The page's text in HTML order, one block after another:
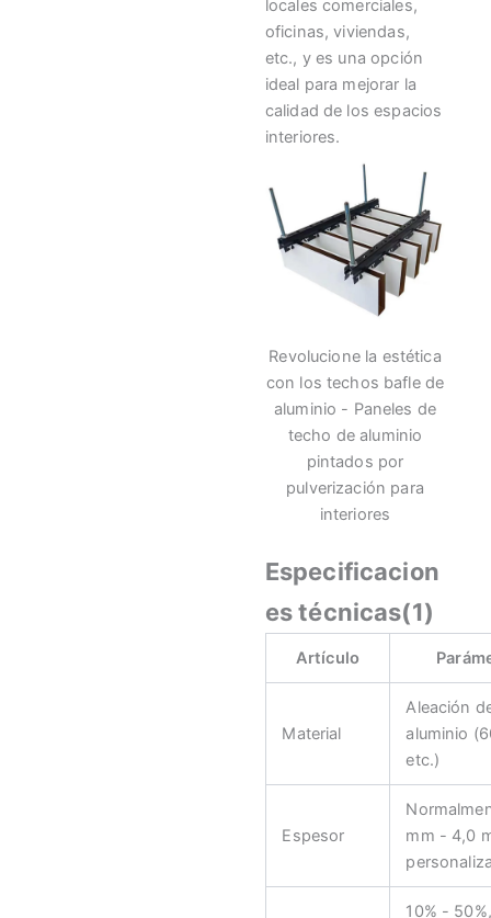
locales comerciales,
oficinas, viviendas,
etc., y es una opción
ideal para mejorar la
calidad de los espacios
interiores.
Revolucione la estética
con los techos bafle de
aluminio - Paneles de
techo de aluminio
pintados por
pulverización para
interiores
Especificacion
es técnicas(1)
Artículo
Material
Aleación
aluminio
etc.)
Espesor
mm - 4,0
10% - 50%,